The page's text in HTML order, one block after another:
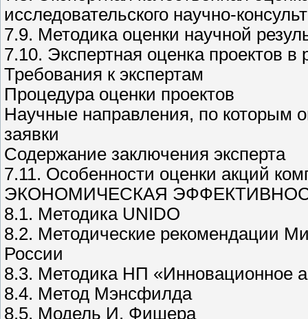
исследовательского научно-
7.9. Методика оценки научной
7.10. Экспертная оценка проектов
Требования к экспертам
Процедура оценки проектов
Научные направления, по которым
заявки
Содержание заключения эксперта
7.11. Особенности оценки акций
ЭКОНОМИЧЕСКАЯ
8.1. Методика UNIDO
8.2. Методические рекомендации
России
8.3. Методика НП «Инновационное
8.4. Метод Мэнсфилда
8.5. Модель И. Фишера